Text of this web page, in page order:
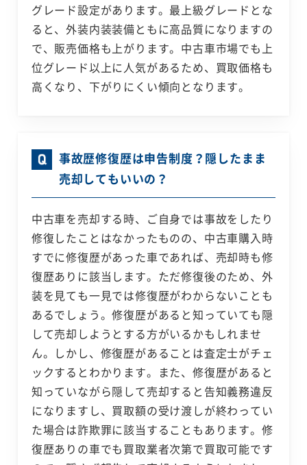
グレード設定があります。最上級グレードとな
ると、外装内装装備ともに高品質になりますの
で、販売価格も上がります。中古車市場でも上
位グレード以上に人気があるため、買取価格も
高くなり、下がりにくい傾向となります。
事故歴修復歴は申告制度？隠したまま
売却してもいいの？
中古車を売却する時、ご自身では事故をしたり
修復したことはなかったものの、中古車購入時
すでに修復歴があった車であれば、売却時も修
復歴ありに該当します。ただ修復後のため、外
装を見ても一見では修復歴がわからないことも
あるでしょう。修復歴があると知っていても隠
して売却しようとする方がいるかもしれませ
ん。しかし、修復歴があることは査定士がチェ
ックするとわかります。また、修復歴があると
知っていながら隠して売却すると告知義務違反
になりますし、買取額の受け渡しが終わってい
た場合は詐欺罪に該当することもあります。修
復歴ありの車でも買取業者次第で買取可能です